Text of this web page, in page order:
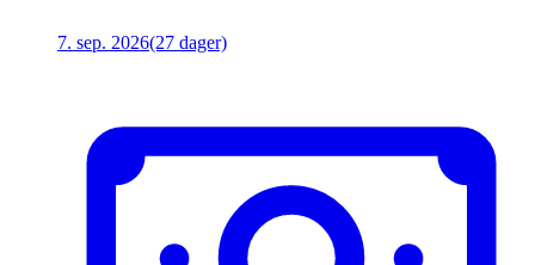
7. sep. 2026(27 dager)